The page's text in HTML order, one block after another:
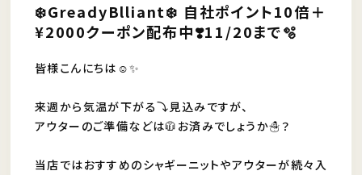
❄️GreadyBlliant❄️ 自社ポイント10倍＋
¥2000クーポン配布中❣️11/20まで🫧
皆様こんにちは☺️✨
来週から気温が下がる⤵️見込みですが、
アウターのご準備などは🧥お済みでしょうか☃️？
当店ではおすすめのシャギーニットやアウターが続々入